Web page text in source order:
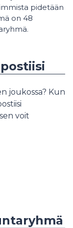
pidetään
on 48
joukossa? Kun
voit